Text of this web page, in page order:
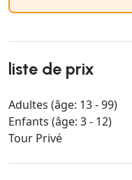
liste de prix
Adultes (âge: 13 - 99)
Enfants (âge: 3 - 12)
Tour Privé